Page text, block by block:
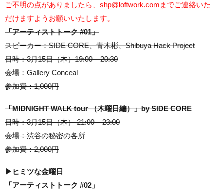
ご不明の点がありましたら、shp@loftwork.comまでご連絡いた
だけますようお願いいたします。
「アーティストトーク #01」
スピーカー：SIDE CORE、青木彬、Shibuya Hack Project
日時：3月15日（木）19:00 – 20:30
会場：Gallery Conceal
参加費：1,000円
「MIDNIGHT WALK tour （木曜日編）」by SIDE CORE
日時：3月15日（木） 21:00 – 23:00
会場：渋谷の秘密の各所
参加費：2,000円
▶︎ヒミツな金曜日
「アーティストトーク #02」